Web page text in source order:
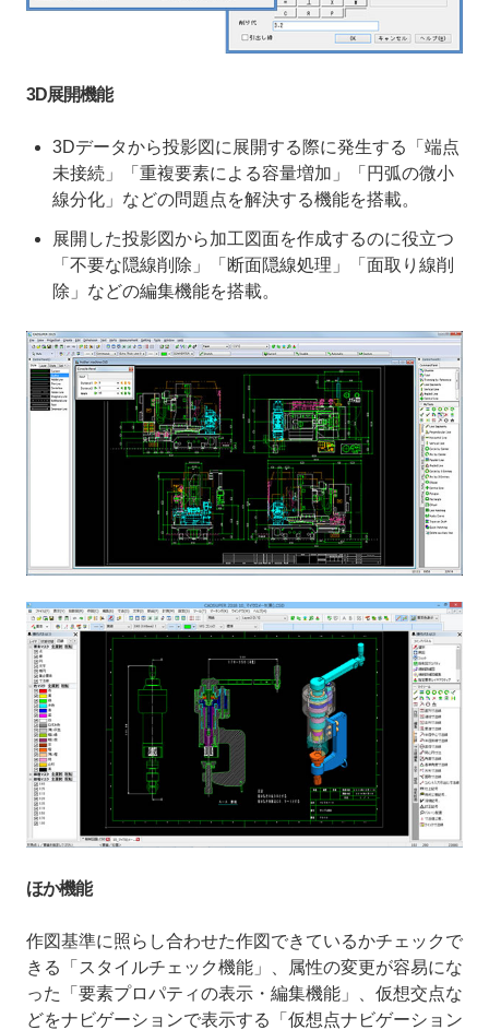
3D展開機能
3Dデータから投影図に展開する際に発生する「端点
未接続」「重複要素による容量増加」「円弧の微小
線分化」などの問題点を解決する機能を搭載。
展開した投影図から加工図面を作成するのに役立つ
「不要な隠線削除」「断面隠線処理」「面取り線削
除」などの編集機能を搭載。
ほか機能
作図基準に照らし合わせた作図できているかチェックで
きる「スタイルチェック機能」、属性の変更が容易にな
った「要素プロパティの表示・編集機能」、仮想交点な
どをナビゲーションで表示する「仮想点ナビゲーション